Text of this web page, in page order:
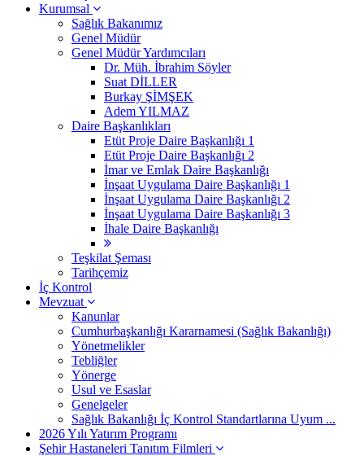
Kurumsal
Sağlık Bakanımız
Genel Müdür
Genel Müdür Yardımcıları
Dr. Müh. İbrahim Söyler
Suat DİLLER
Burkay ŞİMŞEK
Adem YILMAZ
Daire Başkanlıkları
Etüt Proje Daire Başkanlığı 1
Etüt Proje Daire Başkanlığı 2
İmar ve Emlak Daire Başkanlığı
İnşaat Uygulama Daire Başkanlığı 1
İnşaat Uygulama Daire Başkanlığı 2
İnşaat Uygulama Daire Başkanlığı 3
İhale Daire Başkanlığı
Teşkilat Şeması
Tarihçemiz
İç Kontrol
Mevzuat
Kanunlar
Cumhurbaşkanlığı Kararnamesi (Sağlık Bakanlığı)
Yönetmelikler
Tebliğler
Yönerge
Usul ve Esaslar
Genelgeler
Sağlık Bakanlığı İç Kontrol Standartlarına Uyum ...
2026 Yılı Yatırım Programı
Şehir Hastaneleri Tanıtım Filmleri